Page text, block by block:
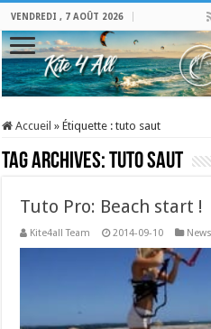
VENDREDI , 7 AOÛT 2026
Accueil » Étiquette :tuto saut
Tag Archives:tuto saut
Tuto Pro: Beach start !
Kite4all Team 2014-09-10